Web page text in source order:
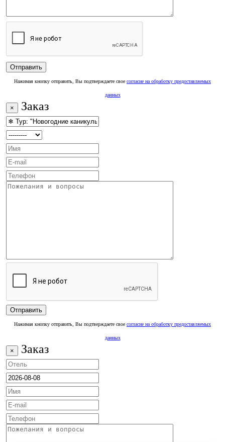
Нажимая кнопку отправить, Вы подтверждаете свое согласие на обработку предоставляемых
данных
× Заказ
Нажимая кнопку отправить, Вы подтверждаете свое согласие на обработку предоставляемых
данных
× Заказ